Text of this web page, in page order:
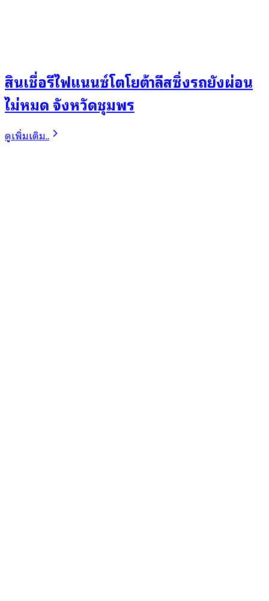
สินเชื่อรีไฟแนนซ์โตโยต้าลีสซิ่งรถยังผ่อน
ไม่หมด จังหวัดชุมพร
ดูเพิ่มเติม..